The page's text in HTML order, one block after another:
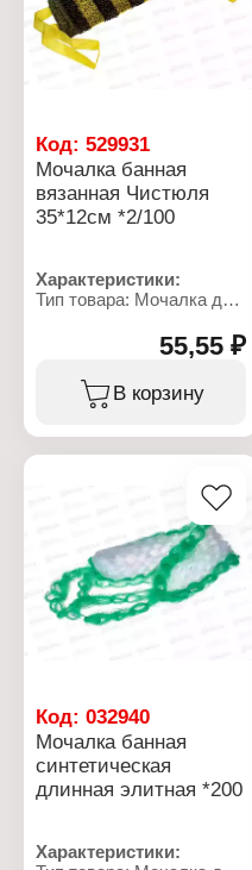
Материал ручек: пластик
Код: 529931
Мочалка банная
вязанная Чистюля
35*12см *2/100
Характеристики:
Тип товара: Мочалка для
Назначение: банная
Название: "Чистюля"
Особенность: вязаная
Размер: 35х12 см
полиэстер
55,55 ₽
В корзину
Код: 032940
Мочалка банная
синтетическая
длинная элитная *200
Характеристики: